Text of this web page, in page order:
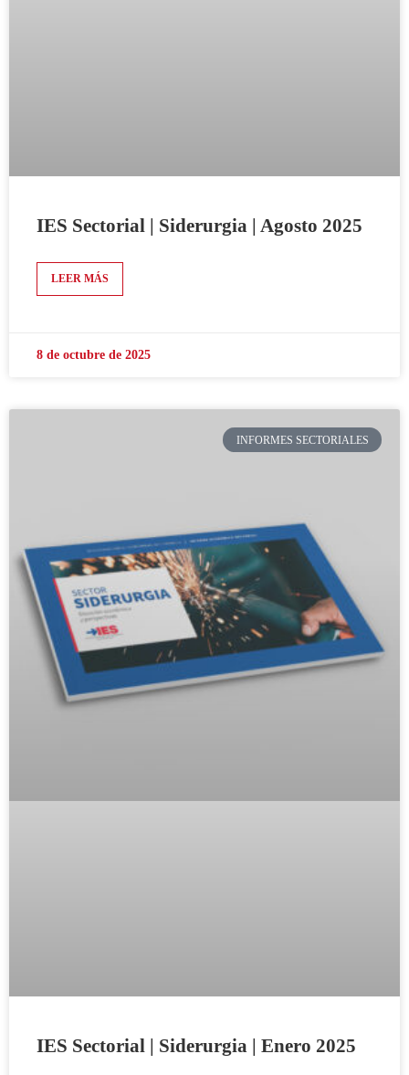
IES Sectorial | Siderurgia | Agosto 2025
LEER MÁS
8 de octubre de 2025
INFORMES SECTORIALES
IES Sectorial | Siderurgia | Enero 2025